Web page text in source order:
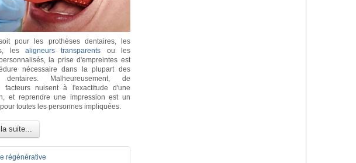
pour les prothèses dentaires, les
les aligneurs transparents ou les
la prise d'empreintes est
nécessaire dans la plupart des
dentaires. Malheureusement, de
facteurs nuisent à l'exactitude d'une
et reprendre une impression est un
toutes les personnes impliquées.
la suite...
régénérative